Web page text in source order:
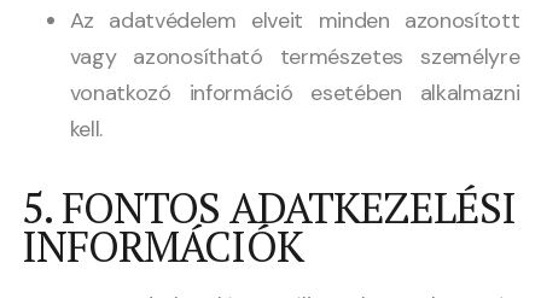
Az adatvédelem elveit minden azonosított
vagy azonosítható természetes személyre
vonatkozó információ esetében alkalmazni
kell.
5. FONTOS ADATKEZELÉSI
INFORMÁCIÓK